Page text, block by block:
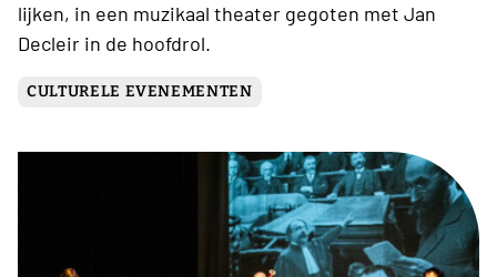
lijken, in een muzikaal theater gegoten met Jan
Decleir in de hoofdrol.
CULTURELE EVENEMENTEN